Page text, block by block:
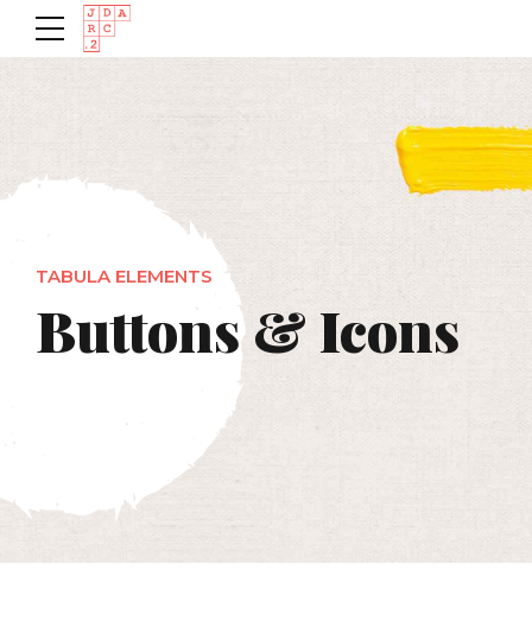
TABULA ELEMENTS
Buttons & Icons